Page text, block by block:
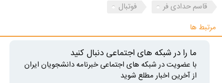
قاسم حدادی ‌فر
فوتبال
مرتبط ها
ما را در شبکه های اجتماعی دنبال کنید
با عضویت در شبکه های اجتماعی خبرنامه دانشجویان ایران
از آخرین اخبار مطلع شوید